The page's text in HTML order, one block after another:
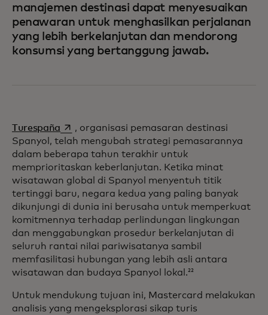
manajemen destinasi dapat menyesuaikan
penawaran untuk menghasilkan perjalanan
yang lebih berkelanjutan dan mendorong
konsumsi yang bertanggung jawab.
Turespaña opens in a new tab
, organisasi pemasaran destinasi
Spanyol, telah mengubah strategi pemasarannya
dalam beberapa tahun terakhir untuk
memprioritaskan keberlanjutan. Ketika minat
wisatawan global di Spanyol menyentuh titik
tertinggi baru, negara kedua yang paling banyak
dikunjungi di dunia ini berusaha untuk memperkuat
komitmennya terhadap perlindungan lingkungan
dan menggabungkan prosedur berkelanjutan di
seluruh rantai nilai pariwisatanya sambil
memfasilitasi hubungan yang lebih asli antara
wisatawan dan budaya Spanyol lokal. 22
Untuk mendukung tujuan ini, Mastercard melakukan
analisis yang mengeksplorasi sikap turis